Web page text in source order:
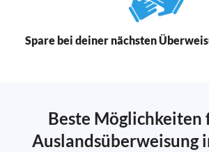
Spare bei deiner nächsten
Beste Möglichkeiten
Auslandsüberweisung